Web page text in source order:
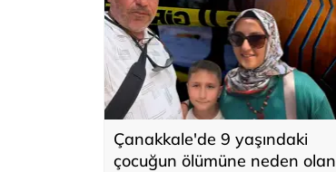
Çanakkale'de 9 yaşındaki
çocuğun ölümüne neden olan